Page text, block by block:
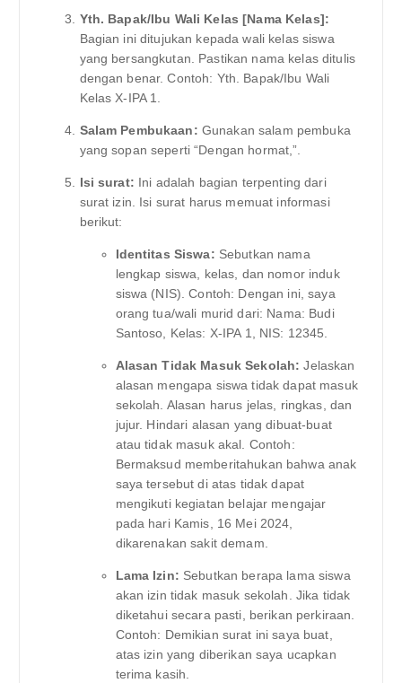
Yth. Bapak/Ibu Wali Kelas [Nama Kelas]:
Bagian ini ditujukan kepada wali kelas siswa
yang bersangkutan. Pastikan nama kelas ditulis
dengan benar. Contoh: Yth. Bapak/Ibu Wali
Kelas X-IPA 1.
Salam Pembukaan: Gunakan salam pembuka
yang sopan seperti “Dengan hormat,”.
Isi surat: Ini adalah bagian terpenting dari
surat izin. Isi surat harus memuat informasi
berikut:
Identitas Siswa: Sebutkan nama
lengkap siswa, kelas, dan nomor induk
siswa (NIS). Contoh: Dengan ini, saya
orang tua/wali murid dari: Nama: Budi
Santoso, Kelas: X-IPA 1, NIS: 12345.
Alasan Tidak Masuk Sekolah: Jelaskan
alasan mengapa siswa tidak dapat masuk
sekolah. Alasan harus jelas, ringkas, dan
jujur. Hindari alasan yang dibuat-buat
atau tidak masuk akal. Contoh:
Bermaksud memberitahukan bahwa anak
saya tersebut di atas tidak dapat
mengikuti kegiatan belajar mengajar
pada hari Kamis, 16 Mei 2024,
dikarenakan sakit demam.
Lama Izin: Sebutkan berapa lama siswa
akan izin tidak masuk sekolah. Jika tidak
diketahui secara pasti, berikan perkiraan.
Contoh: Demikian surat ini saya buat,
atas izin yang diberikan saya ucapkan
terima kasih.